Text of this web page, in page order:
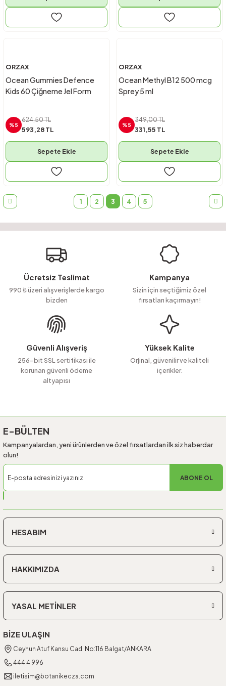
ORZAX
Ocean Gummies Defence
Kids 60 Çiğneme Jel Form
%5
624,50 TL
593,28 TL
Sepete Ekle
ORZAX
Ocean Methyl B12 500 mcg
Sprey 5 ml
%5
349,00 TL
331,55 TL
Sepete Ekle
1 2 3 4 5
Ücretsiz Teslimat
990 ₺ üzeri alışverişlerde kargo
bizden
Kampanya
Sizin için seçtiğimiz özel
fırsatları kaçırmayın!
Güvenli Alışveriş
256-bit SSL sertifikası ile
korunan güvenli ödeme
altyapısı
Yüksek Kalite
Orjinal, güvenilir ve kaliteli
içerikler.
E-BÜLTEN
Kampanyalardan, yeni ürünlerden ve özel fırsatlardan ilk siz haberdar
olun!
ABONE OL
HESABIM
HAKKIMIZDA
YASAL METİNLER
BİZE ULAŞIN
Ceyhun Atuf Kansu Cad. No:116 Balgat/ANKARA
444 4 996
iletisim@botanikecza.com